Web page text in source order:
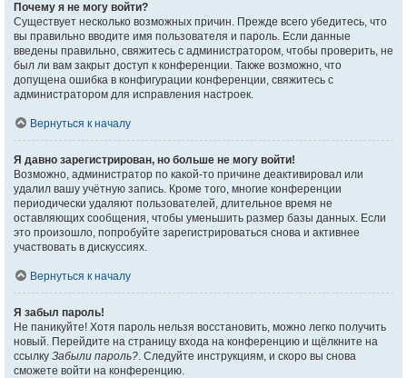
Почему я не могу войти?
Существует несколько возможных причин. Прежде всего убедитесь, что
вы правильно вводите имя пользователя и пароль. Если данные
введены правильно, свяжитесь с администратором, чтобы проверить, не
был ли вам закрыт доступ к конференции. Также возможно, что
допущена ошибка в конфигурации конференции, свяжитесь с
администратором для исправления настроек.
Вернуться к началу
Я давно зарегистрирован, но больше не могу войти!
Возможно, администратор по какой-то причине деактивировал или
удалил вашу учётную запись. Кроме того, многие конференции
периодически удаляют пользователей, длительное время не
оставляющих сообщения, чтобы уменьшить размер базы данных. Если
это произошло, попробуйте зарегистрироваться снова и активнее
участвовать в дискуссиях.
Вернуться к началу
Я забыл пароль!
Не паникуйте! Хотя пароль нельзя восстановить, можно легко получить
новый. Перейдите на страницу входа на конференцию и щёлкните на
ссылку Забыли пароль?. Следуйте инструкциям, и скоро вы снова
сможете войти на конференцию.